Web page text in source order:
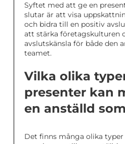
Syftet med att ge en
slutar är att visa
och bidra till en positiv
att stärka företagskulturen
avslutskänsla för både den
teamet.
Vilka olika
presenter kan
en anställd
Det finns många olika